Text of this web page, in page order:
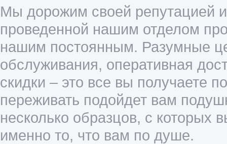
Мы дорожим своей репутацией
проведенной нашим отделом
нашим постоянным. Разумные
обслуживания, оперативная
скидки – это все вы получаете
переживать подойдет вам
несколько образцов, с которых
именно то, что вам по душе.